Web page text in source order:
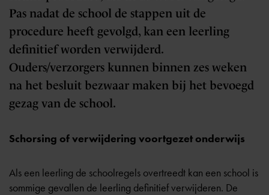
Pas nadat de school de stappen uit de
procedure heeft gevolgd, kan een leerling
definitief worden verwijderd.
Ouders/verzorgers kunnen binnen zes weken
na het besluit bezwaar maken bij het bevoegd
gezag van de school.
Schorsing of verwijdering voortgezet onderwijs
Als een leerling de schoolregels overtreedt kan een school is
sommige gevallen de leerling definitief verwijderen. De